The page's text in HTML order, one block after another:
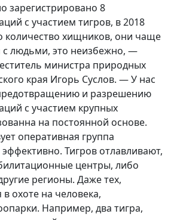
зарегистрировано 8
с участием тигров, в 2018
количество хищников, они чаще
с людьми, это неизбежно, —
министра природных
края Игорь Суслов. — У нас
и разрешению
с участием крупных
на постоянной основе.
оперативная группа
Тигров отлавливают,
центры, либо
регионы. Даже тех,
в охоте на человека,
Например, два тигра,